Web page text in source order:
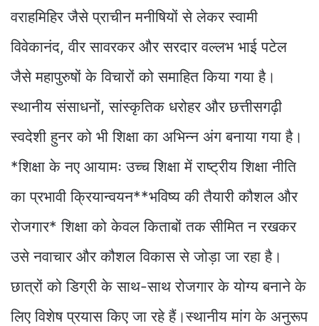
वराहमिहिर जैसे प्राचीन मनीषियों से लेकर स्वामी
विवेकानंद, वीर सावरकर और सरदार वल्लभ भाई पटेल
जैसे महापुरुषों के विचारों को समाहित किया गया है।
स्थानीय संसाधनों, सांस्कृतिक धरोहर और छत्तीसगढ़ी
स्वदेशी हुनर को भी शिक्षा का अभिन्न अंग बनाया गया है।
*शिक्षा के नए आयामः उच्च शिक्षा में राष्ट्रीय शिक्षा नीति
का प्रभावी क्रियान्वयन**भविष्य की तैयारी कौशल और
रोजगार* शिक्षा को केवल किताबों तक सीमित न रखकर
उसे नवाचार और कौशल विकास से जोड़ा जा रहा है।
छात्रों को डिग्री के साथ-साथ रोजगार के योग्य बनाने के
लिए विशेष प्रयास किए जा रहे हैं।स्थानीय मांग के अनुरूप